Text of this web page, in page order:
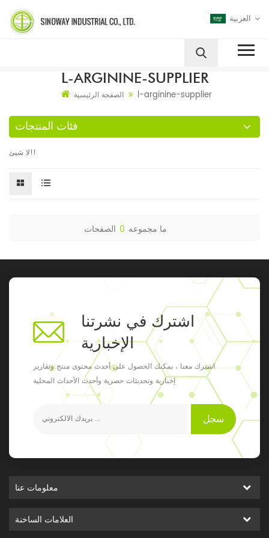
العربية
L-ARGININE-SUPPLIER
الصفحة الرئيسية l-arginine-supplier
فئات المنتجات
لا شيئ!!
ما مجموعه 0 الصفحات
اشترك في نشرتنا
الإخبارية
اشترك معنا ، يمكنك الحصول على أحدث محتوى منتج وتقارير
إخبارية وتحديثات حصرية وأحدث الأحداث المحلية
سجل
معلومات عنا
العلامات الساخنة